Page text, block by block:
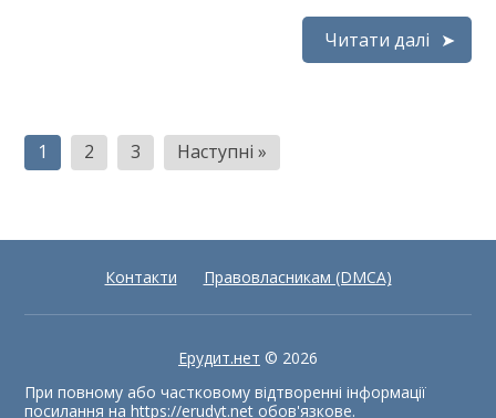
Читати далі
Пагінація
записів
1 2 3 Наступні »
Контакти Правовласникам (DMCA)
Ерудит.нет © 2026
При повному або частковому відтворенні інформації
посилання наhttps://erudyt.net обов'язкове.